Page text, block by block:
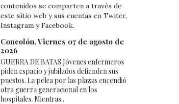
contenidos se comparten a través de
este sitio web y sus cuentas en Twiter,
Instagram y Facebook.
Concolón, Viernes 07 de agosto de
2026
GUERRA DE BATAS Jóvenes enfermeros
piden espacio y jubilados defienden sus
puestos. La pelea por las plazas encendió
otra guerra generacional en los
hospitales. Mientras...